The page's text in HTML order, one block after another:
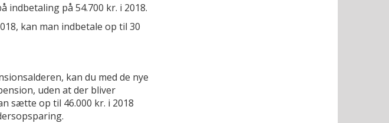
indbetaling på 54.700 kr. i 2018.
kan man indbetale op til 30
kan du med de nye
uden at der bliver
sætte op til 46.000 kr. i 2018